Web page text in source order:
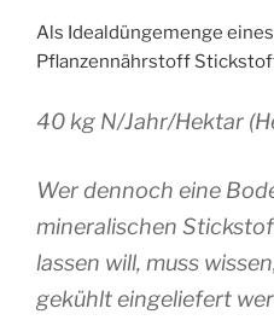
Als Idealdüngemenge
Pflanzennährstoff
40 kg N/Jahr/Hektar
Wer dennoch eine
mineralischen
lassen will, muss
gekühlt eingeliefert